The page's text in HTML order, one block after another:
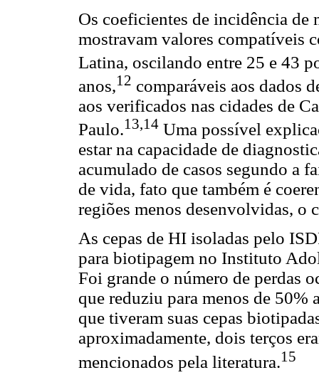
Os coeficientes de incidência
mostravam valores compatíveis
Latina, oscilando entre 25 e 43
anos,12 comparáveis aos dados
aos verificados nas cidades de
Paulo.13,14 Uma possível
estar na capacidade de
acumulado de casos segundo a
de vida, fato que também é
regiões menos desenvolvidas, o
As cepas de HI isoladas pelo
para biotipagem no Instituto
Foi grande o número de perdas
que reduziu para menos de 50%
que tiveram suas cepas
aproximadamente, dois terços
mencionados pela literatura.15